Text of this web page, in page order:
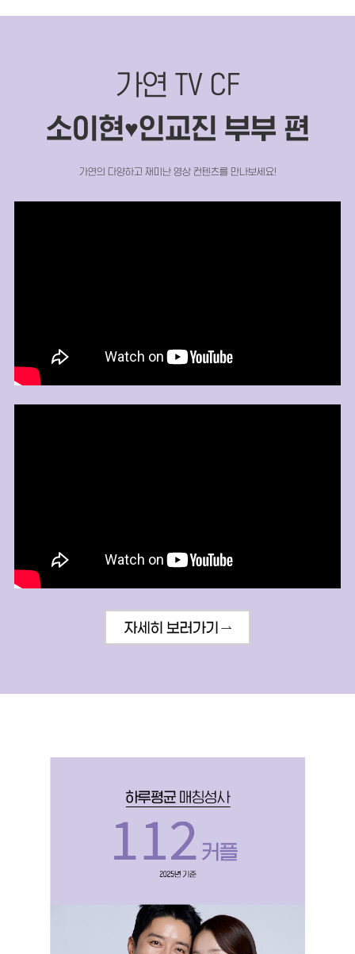
가연 TV CF
소이현♥인교진 부부 편
가연의 다양하고 재미난 영상 컨텐츠를 만나보세요!